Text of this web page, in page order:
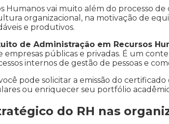
Humanos vai muito além do processo
organizacional, na motivação de
e produtivos.
de Administração em Recursos
empresas públicas e privadas. É um
internos de gestão de pessoas e
pode solicitar a emissão do
ou enriquecer seu portfólio
do RH nas